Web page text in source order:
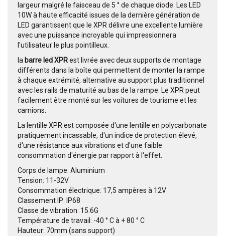
largeur malgré le faisceau de 5 ° de chaque diode.
Les LED
10W à haute efficacité issues de la dernière génération de
LED garantissent que le XPR délivre une excellente lumière
avec une puissance incroyable qui impressionnera
l'utilisateur le plus pointilleux.
la barre led XPRest livrée avec deux supports de montage
différents dans la boîte qui permettent de monter la rampe
à chaque extrémité, alternative au support plus traditionnel
avec les rails de maturité au bas de la rampe.
Le XPR peut
facilement être monté sur les voitures de tourisme et les
camions.
La lentille XPR est composée d'une lentille en polycarbonate
pratiquement incassable, d'un indice de protection élevé,
d'une résistance aux vibrations et d'une faible
consommation d'énergie par rapport à l'effet.
Corps de lampe: Aluminium
Tension: 11-32V
Consommation électrique: 17,5 ampères à 12V
Classement IP: IP68
Classe de vibration: 15.6G
Température de travail: -40 ° C à + 80 ° C
Hauteur: 70mm (sans support)